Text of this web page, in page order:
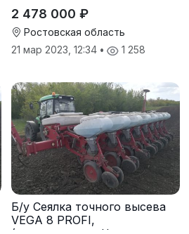
2 478 000 ₽
Ростовская область
21 мар 2023, 12:34 • 1 258
Б/у Сеялка точного высева
VEGA 8 PROFI,